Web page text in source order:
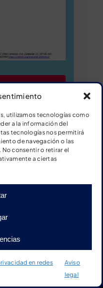
utilizamos tecnologías como
a la información del
tecnologías nos permitirá
de navegación o las
consentir o retirar el
a ciertas
en redes
Aviso
legal
ficha
del 0 al 10